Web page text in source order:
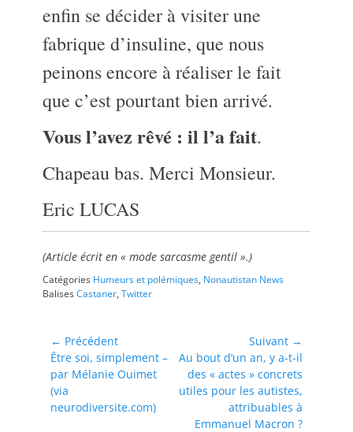
enfin se décider à visiter une
fabrique d’insuline, que nous
peinons encore à réaliser le fait
que c’est pourtant bien arrivé.
Vous l’avez rêvé : il l’a fait.
Chapeau bas. Merci Monsieur.
Eric LUCAS
(Article écrit en « mode sarcasme gentil ».)
Catégories Humeurs et polémiques, Nonautistan News
BalisesCastaner, Twitter
Navigation
de
l’article
← Précédent
Article
précédent :
Être soi, simplement –
par Mélanie Ouimet
(via
neurodiversite.com)
Suivant →
Article
suivant :
Au bout d’un an, y a-t-il
des « actes » concrets
utiles pour les autistes,
attribuables à
Emmanuel Macron ?